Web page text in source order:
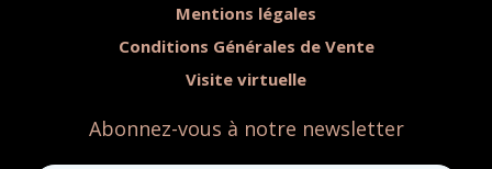
Mentions légales
Conditions Générales de Vente
Visite virtuelle
Abonnez-vous à notre newsletter